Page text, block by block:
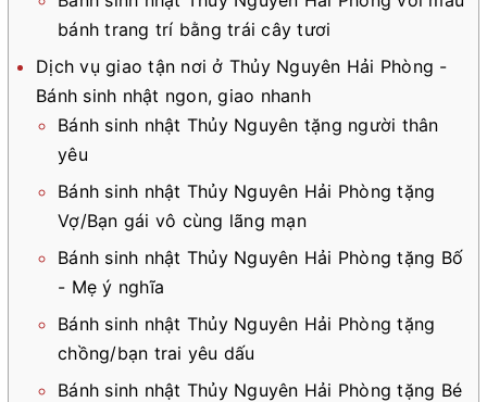
bánh trang trí bằng trái cây tươi
Dịch vụ giao tận nơi ở Thủy Nguyên Hải Phòng -
Bánh sinh nhật ngon, giao nhanh
Bánh sinh nhật Thủy Nguyên tặng người thân
yêu
Bánh sinh nhật Thủy Nguyên Hải Phòng tặng
Vợ/Bạn gái vô cùng lãng mạn
Bánh sinh nhật Thủy Nguyên Hải Phòng tặng Bố
- Mẹ ý nghĩa
Bánh sinh nhật Thủy Nguyên Hải Phòng tặng
chồng/bạn trai yêu dấu
Bánh sinh nhật Thủy Nguyên Hải Phòng tặng Bé